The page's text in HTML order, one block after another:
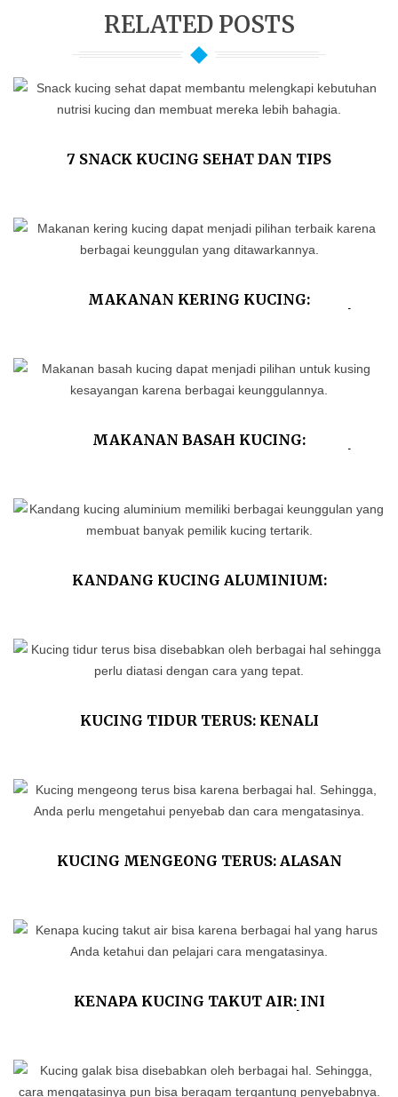
RELATED POSTS
7 SNACK KUCING SEHAT DAN TIPS
MAKANAN KERING KUCING:
MAKANAN BASAH KUCING:
KANDANG KUCING ALUMINIUM:
KUCING TIDUR TERUS: KENALI
KUCING MENGEONG TERUS: ALASAN
KENAPA KUCING TAKUT AIR: INI